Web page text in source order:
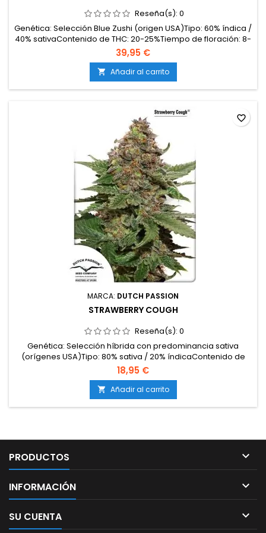
Reseña(s): 0
Genética: Selección Blue Zushi (origen USA)Tipo: 60% índica /
40% sativaContenido de THC: 20-25%Tiempo de floración: 8-
9 semanas en interiorProducción en interior: 500-600
g/m²Producción en exterior: 700-900 g/planta (lista a
principios de octubre)Altura: 100-140 cm en interior; hasta 180
cm en exteriorAromas y sabores: Dulces,...
39,95 €
 Añadir al carrito
MARCA: DUTCH PASSION
STRAWBERRY COUGH
Reseña(s): 0
Genética: Selección híbrida con predominancia sativa
(orígenes USA)Tipo: 80% sativa / 20% índicaContenido de
THC: 18-20%Tiempo de floración: 9 semanas en
interiorProducción en interior: 450-500 g/m²Producción en
exterior: 600-800 g/planta (lista a principios de
octubre)Altura: 100-150 cm en interior; hasta 200-250 cm en
exterior...
18,95 €
 Añadir al carrito
favorite_border
PRODUCTOS 
INFORMACIÓN 
SU CUENTA 